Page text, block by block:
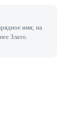
имя; на
Злато.